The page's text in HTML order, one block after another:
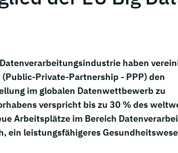
haben
Private-Partnership - PPP) den
im globalen Datenwettbewerb zu
verspricht bis zu 30 % des
Arbeitsplätze im Bereich
ein leistungsfähigeres